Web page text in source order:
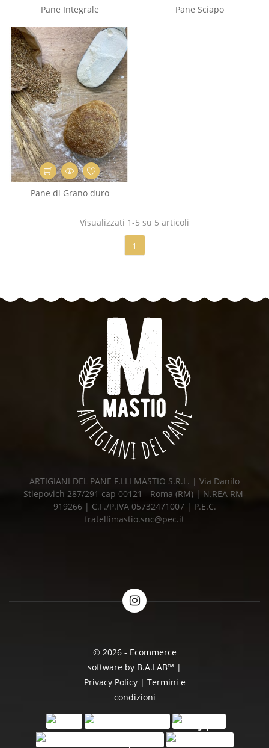
Pane Integrale Pane Sciapo
Pane di Grano duro
Visualizzati 1-5 su 5 articoli
1
ARTIGIANI DEL PANE F.LLI MASTIO S.R.L. | Via Danilo
Stiepovich 287/291 cap 00121 - Roma (RM) | N.REA RM-
919266 | C.F./P.IVA 05732471007 | P.E.C.
fratellimastio.snc@pec.it
© 2026 - Ecommerce
software by B.A.LAB™ |
Privacy Policy| Termini e
condizioni